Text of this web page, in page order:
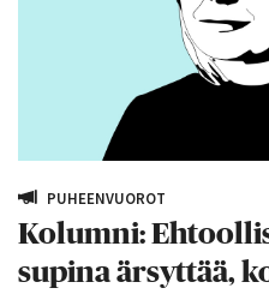
PUHEENVUOROT
Kolumni:
supina ärsyttää,